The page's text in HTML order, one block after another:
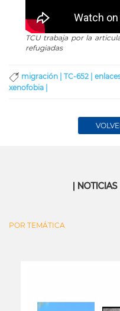
TCU trabaja por la
refugiadas
migración | TC-652 |
xenofobia |
|
POR TEMÁTICA